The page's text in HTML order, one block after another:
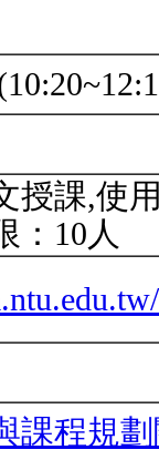
授課,使
：10人
課程規